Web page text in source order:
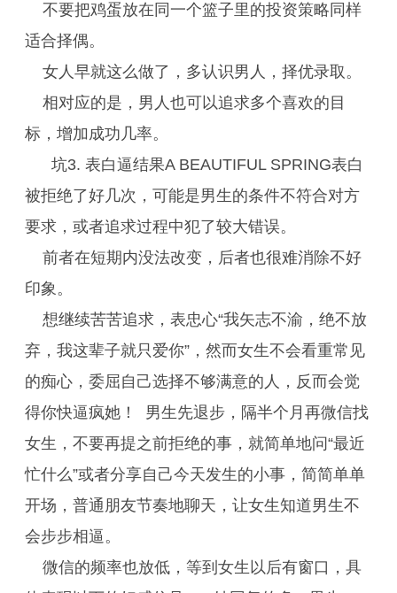
不要把鸡蛋放在同一个篮子里的投资策略同样
适合择偶。
女人早就这么做了，多认识男人，择优录取。
相对应的是，男人也可以追求多个喜欢的目
标，增加成功几率。
坑3. 表白逼结果A BEAUTIFUL SPRING表白
被拒绝了好几次，可能是男生的条件不符合对方
要求，或者追求过程中犯了较大错误。
前者在短期内没法改变，后者也很难消除不好
印象。
想继续苦苦追求，表忠心“我矢志不渝，绝不放
弃，我这辈子就只爱你”，然而女生不会看重常见
的痴心，委屈自己选择不够满意的人，反而会觉
得你快逼疯她！ 男生先退步，隔半个月再微信找
女生，不要再提之前拒绝的事，就简单地问“最近
忙什么”或者分享自己今天发生的小事，简简单单
开场，普通朋友节奏地聊天，让女生知道男生不
会步步相逼。
微信的频率也放低，等到女生以后有窗口，具